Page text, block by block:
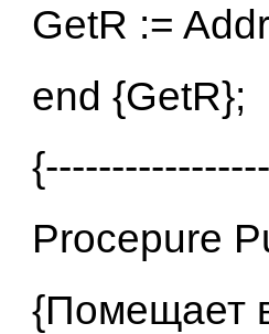
GetR :=
end {GetR};
Procepure
{Помещает